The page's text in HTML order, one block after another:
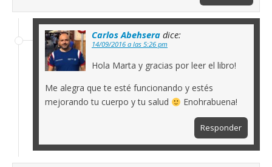
Carlos Abehsera dice:
14/09/2016 a las 5:26 pm
Hola Marta y gracias por leer el libro!
Me alegra que te esté funcionando y estés
mejorando tu cuerpo y tu salud
Enohrabuena!
Responder